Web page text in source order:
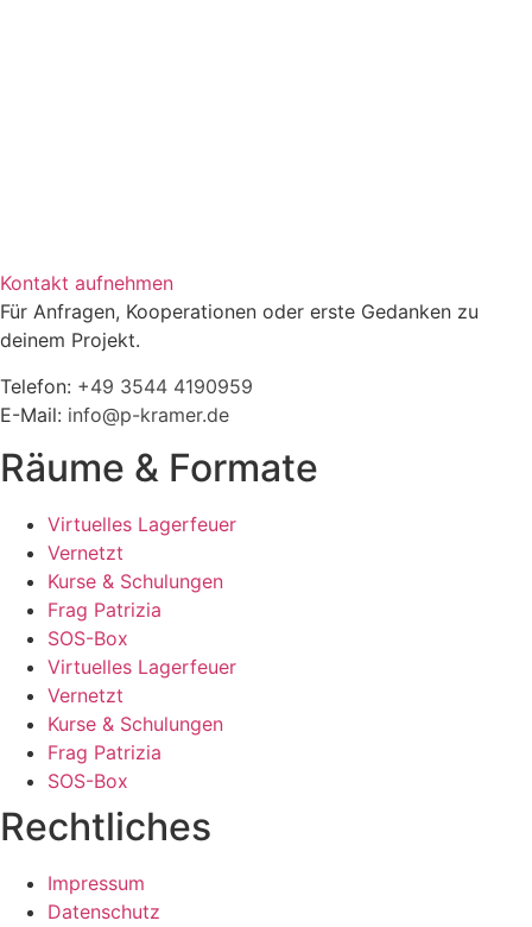
Kontakt aufnehmen
Für Anfragen, Kooperationen oder erste Gedanken zu
deinem Projekt.
Telefon: +49 3544 4190959‬
E-Mail: info@p-kramer.de
Räume & Formate
Virtuelles Lagerfeuer
Vernetzt
Kurse & Schulungen
Frag Patrizia
SOS-Box
Virtuelles Lagerfeuer
Vernetzt
Kurse & Schulungen
Frag Patrizia
SOS-Box
Rechtliches
Impressum
Datenschutz